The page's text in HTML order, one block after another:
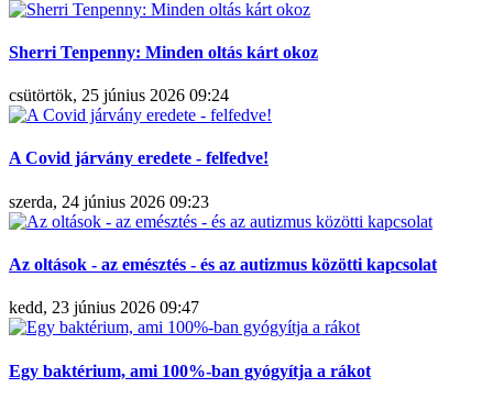
Sherri Tenpenny: Minden oltás kárt okoz
csütörtök, 25 június 2026 09:24
A Covid járvány eredete - felfedve!
szerda, 24 június 2026 09:23
Az oltások - az emésztés - és az autizmus közötti kapcsolat
kedd, 23 június 2026 09:47
Egy baktérium, ami 100%-ban gyógyítja a rákot